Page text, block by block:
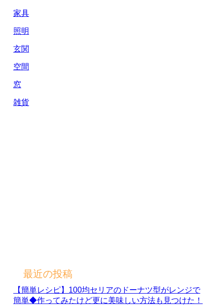
家具
照明
玄関
空間
窓
雑貨
最近の投稿
【簡単レシピ】100均セリアのドーナツ型がレンジで
簡単◆作ってみたけど更に美味しい方法も見つけた！